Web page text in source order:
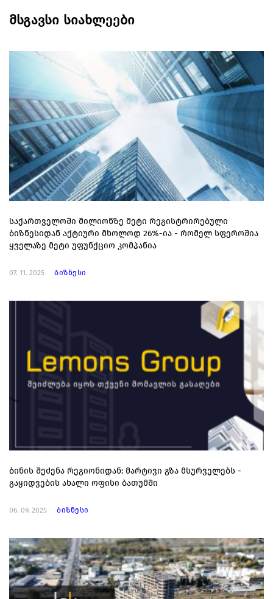
მსგავსი სიახლეები
საქართველოში მილიონზე მეტი რეგისტრირებული
ბიზნესიდან აქტიური მხოლოდ 26%-ია - რომელ სფეროშია
ყველაზე მეტი უფუნქციო კომპანია
07. 11. 2025 ბიზნესი
ბინის შეძენა რეგიონიდან: მარტივი გზა მსურველებს -
გაყიდვების ახალი ოფისი ბათუმში
06. 09. 2025 ბიზნესი